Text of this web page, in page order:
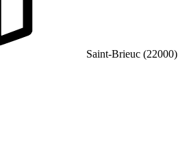
Saint-Brieuc (22000)